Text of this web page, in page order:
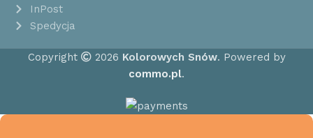
InPost
Spedycja
Copyright 2026 Kolorowych Snów. Powered by
commo.pl.